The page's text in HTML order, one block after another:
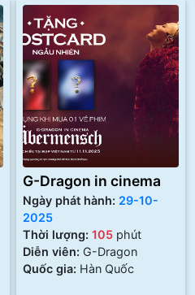
G-Dragon in cinema
Ngày phát hành: 29-10-
2025
Thời lượng: 105 phút
Diễn viên: G-Dragon
Quốc gia: Hàn Quốc